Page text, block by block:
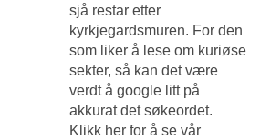
sjå restar etter
kyrkjegardsmuren. For den
som liker å lese om kuriøse
sekter, så kan det være
verdt å google litt på
akkurat det søkeordet.
Klikk her for å se vår